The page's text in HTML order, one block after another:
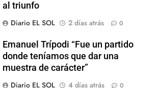
al triunfo
Diario EL SOL
2 días atrás 0
Emanuel Trípodi “Fue un partido
donde teníamos que dar una
muestra de carácter”
Diario EL SOL
4 días atrás 0